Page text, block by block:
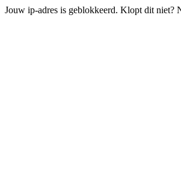
Jouw ip-adres is geblokkeerd. Klopt dit niet?